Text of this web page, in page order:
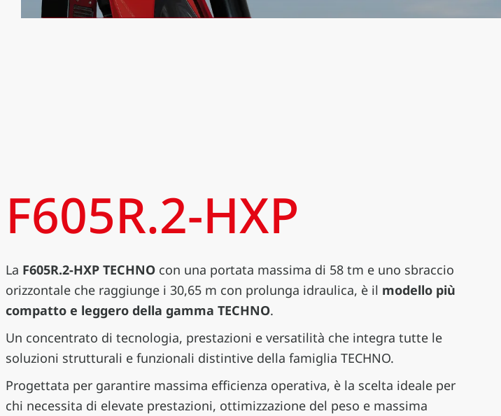
F605R.2-HXP
La F605R.2-HXP TECHNO con una portata massima di 58 tm e uno sbraccio
orizzontale che raggiunge i 30,65 m con prolunga idraulica, è il modello più
compatto e leggero della gamma TECHNO.
Un concentrato di tecnologia, prestazioni e versatilità che integra tutte le
soluzioni strutturali e funzionali distintive della famiglia TECHNO.
Progettata per garantire massima efficienza operativa, è la scelta ideale per
chi necessita di elevate prestazioni, ottimizzazione del peso e massima